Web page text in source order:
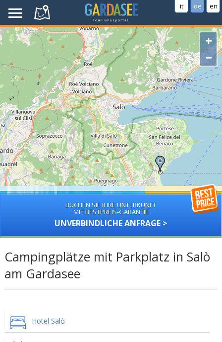
it de en
+
−
BUCHEN SIE IHRE UNTERKUNFT
MIT BESTPREIS-GARANTIE
UNVERBINDLICHE ANFRAGE >
Campingplätze mit Parkplatz in Salò
am Gardasee
Hotel Salò